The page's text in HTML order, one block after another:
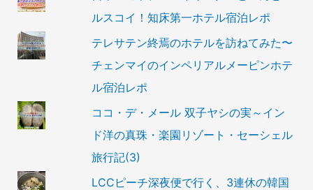
ルスコイ！知床第一ホテル宿泊レポ
テレサテン終焉のホテルを訪ねてみた〜
チェンマイのインペリアルメーピンホテ
ル宿泊レポ
ココ・デ・メール 双子ヤシの実～イン
ド洋の真珠・楽園リゾート・セーシェル
旅行記(3)
LCCピーチ深夜便で行く、3連休の韓国